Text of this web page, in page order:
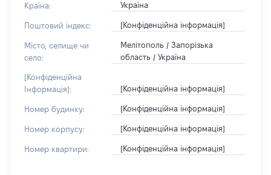
Країна: Україна
Поштовий індекс: [Конфіденційна інформація]
Місто, селище чи
село:
Мелітополь / Запорізька
область / Україна
[Конфіденційна
Інформація]:
[Конфіденційна інформація]
Номер будинку: [Конфіденційна інформація]
Номер корпусу: [Конфіденційна інформація]
Номер квартири: [Конфіденційна інформація]